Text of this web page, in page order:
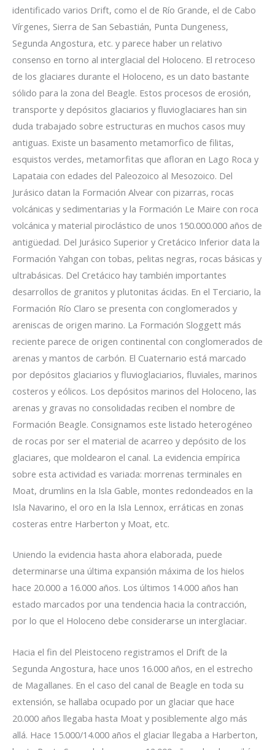
identificado varios Drift, como el de Río Grande, el de Cabo
Vírgenes, Sierra de San Sebastián, Punta Dungeness,
Segunda Angostura, etc. y parece haber un relativo
consenso en torno al interglacial del Holoceno. El retroceso
de los glaciares durante el Holoceno, es un dato bastante
sólido para la zona del Beagle. Estos procesos de erosión,
transporte y depósitos glaciarios y fluvioglaciares han sin
duda trabajado sobre estructuras en muchos casos muy
antiguas. Existe un basamento metamorfico de filitas,
esquistos verdes, metamorfitas que afloran en Lago Roca y
Lapataia con edades del Paleozoico al Mesozoico. Del
Jurásico datan la Formación Alvear con pizarras, rocas
volcánicas y sedimentarias y la Formación Le Maire con roca
volcánica y material piroclástico de unos 150.000.000 años de
antigüedad. Del Jurásico Superior y Cretácico Inferior data la
Formación Yahgan con tobas, pelitas negras, rocas básicas y
ultrabásicas. Del Cretácico hay también importantes
desarrollos de granitos y plutonitas ácidas. En el Terciario, la
Formación Río Claro se presenta con conglomerados y
areniscas de origen marino. La Formación Sloggett más
reciente parece de origen continental con conglomerados de
arenas y mantos de carbón. El Cuaternario está marcado
por depósitos glaciarios y fluvioglaciarios, fluviales, marinos
costeros y eólicos. Los depósitos marinos del Holoceno, las
arenas y gravas no consolidadas reciben el nombre de
Formación Beagle. Consignamos este listado heterogéneo
de rocas por ser el material de acarreo y depósito de los
glaciares, que moldearon el canal. La evidencia empírica
sobre esta actividad es variada: morrenas terminales en
Moat, drumlins en la Isla Gable, montes redondeados en la
Isla Navarino, el oro en la Isla Lennox, erráticas en zonas
costeras entre Harberton y Moat, etc.
Uniendo la evidencia hasta ahora elaborada, puede
determinarse una última expansión máxima de los hielos
hace 20.000 a 16.000 años. Los últimos 14.000 años han
estado marcados por una tendencia hacia la contracción,
por lo que el Holoceno debe considerarse un interglaciar.
Hacia el fin del Pleistoceno registramos el Drift de la
Segunda Angostura, hace unos 16.000 años, en el estrecho
de Magallanes. En el caso del canal de Beagle en toda su
extensión, se hallaba ocupado por un glaciar que hace
20.000 años llegaba hasta Moat y posiblemente algo más
allá. Hace 15.000/14.000 años el glaciar llegaba a Harberton,